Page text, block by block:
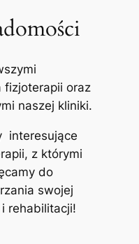
fizjoterapii oraz
naszej kliniki.
interesujące
z którymi
do
swojej
rehabilitacji!